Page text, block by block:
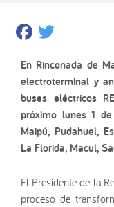
Facebook
En Rinconada de
electroterminal y
buses eléctricos
próximo lunes 1
Maipú, Pudahuel,
La Florida, Macul,
El Presidente de la
proceso de